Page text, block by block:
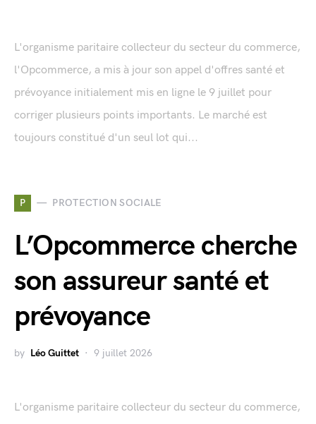
L'organisme paritaire collecteur du secteur du commerce,
l'Opcommerce, a mis à jour son appel d'offres santé et
prévoyance initialement mis en ligne le 9 juillet pour
corriger plusieurs points importants. Le marché est
toujours constitué d'un seul lot qui...
P PROTECTION SOCIALE
L’Opcommerce cherche
son assureur santé et
prévoyance
by Léo Guittet 9 juillet 2026
L'organisme paritaire collecteur du secteur du commerce,